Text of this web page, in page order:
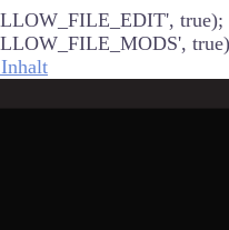
true);